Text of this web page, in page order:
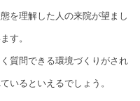
を理解した人の来院が望まし
す。
質問できる環境づくりがされ
いるといえるでしょう。